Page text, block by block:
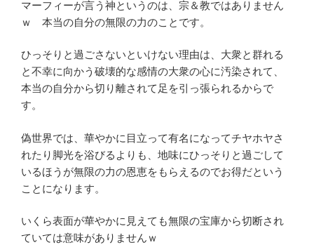
マーフィーが言う神というのは、宗＆教ではありません
ｗ 本当の自分の無限の力のことです。
ひっそりと過ごさないといけない理由は、大衆と群れる
と不幸に向かう破壊的な感情の大衆の心に汚染されて、
本当の自分から切り離されて足を引っ張られるからで
す。
偽世界では、華やかに目立って有名になってチヤホヤさ
れたり脚光を浴びるよりも、地味にひっそりと過ごして
いるほうが無限の力の恩恵をもらえるのでお得だという
ことになります。
いくら表面が華やかに見えても無限の宝庫から切断され
ていては意味がありませんｗ